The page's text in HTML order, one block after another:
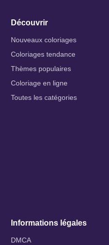
Découvrir
Nouveaux coloriages
Coloriages tendance
Thèmes populaires
Coloriage en ligne
Toutes les catégories
Informations légales
DMCA